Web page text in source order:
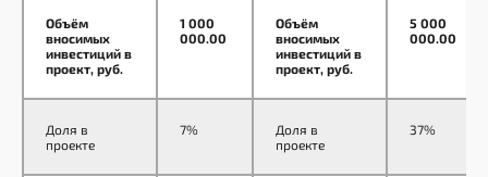
Объём
вносимых
инвестиций в
проект, руб.
1 000
000.00
Объём
вносимых
инвестиций в
проект, руб.
5 000
000.00
Доля в
проекте
7%
Доля в
проекте
37%
Прозрачность бизнеса —
используем системы
контроля процессов:
Журнал учёта процессов
с функцией анализа